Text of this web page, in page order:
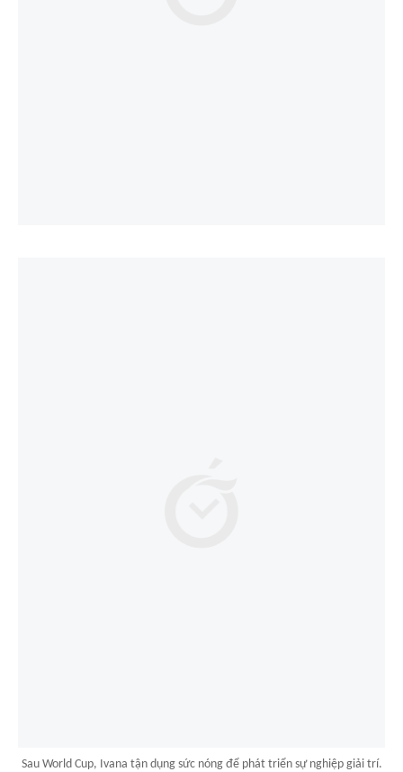
Sau World Cup, Ivana tận dụng sức nóng để phát triển sự nghiệp giải trí.